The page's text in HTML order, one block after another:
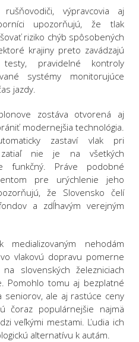
výpravcovia aj
upozorňujú, že tlak
riziko chýb spôsobených
krajiny preto zavádzajú
testy, pravidelné kontroly
systémy monitorujúce
jazdy.
zostáva otvorená aj
modernejšia technológia.
zastaví vlak pri
zatiaľ nie je na všetkých
funkčný. Práve podobné
pre urýchlenie jeho
že Slovensko čelí
a zdĺhavým verejným
nehodám
vlakovú dopravu pomerne
slovenských železniciach
Pomohlo tomu aj bezplatné
ale aj rastúce ceny
čoraz populárnejšie najmä
veľkými mestami. Ľudia ich
alternatívu k autám.